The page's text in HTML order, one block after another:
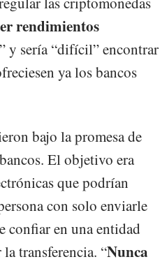
rendimientos
” y sería “difícil” encontrar
ya los bancos
bajo la promesa de
El objetivo era
que podrían
con solo enviarle
confiar en una entidad
transferencia. “Nunca